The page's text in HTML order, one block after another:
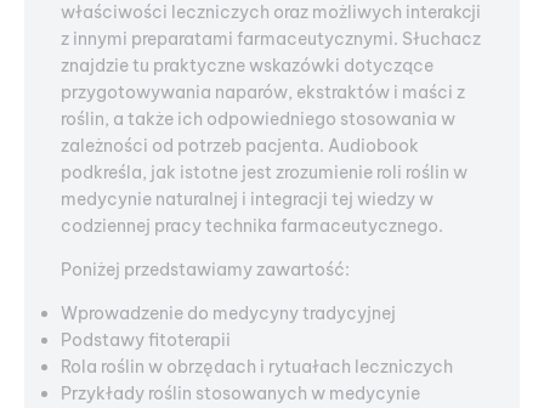
właściwości leczniczych oraz możliwych interakcji
z innymi preparatami farmaceutycznymi. Słuchacz
znajdzie tu praktyczne wskazówki dotyczące
przygotowywania naparów, ekstraktów i maści z
roślin, a także ich odpowiedniego stosowania w
zależności od potrzeb pacjenta. Audiobook
podkreśla, jak istotne jest zrozumienie roli roślin w
medycynie naturalnej i integracji tej wiedzy w
codziennej pracy technika farmaceutycznego.
Poniżej przedstawiamy zawartość:
Wprowadzenie do medycyny tradycyjnej
Podstawy fitoterapii
Rola roślin w obrzędach i rytuałach leczniczych
Przykłady roślin stosowanych w medycynie